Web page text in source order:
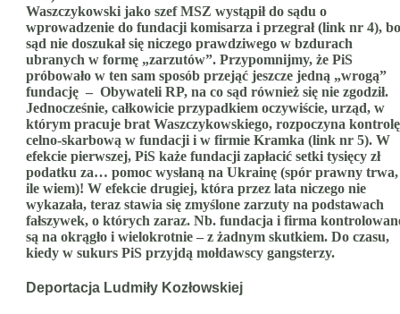
Waszczykowski jako szef MSZ wystąpił do sądu o
wprowadzenie do fundacji komisarza i przegrał (link nr 4), bo
sąd nie doszukał się niczego prawdziwego w bzdurach
ubranych w formę „zarzutów”. Przypomnijmy, że PiS
próbowało w ten sam sposób przejąć jeszcze jedną „wrogą”
fundację – Obywateli RP, na co sąd również się nie zgodził.
Jednocześnie, całkowicie przypadkiem oczywiście, urząd, w
którym pracuje brat Waszczykowskiego, rozpoczyna kontrolę
celno-skarbową w fundacji i w firmie Kramka (link nr 5). W
efekcie pierwszej, PiS każe fundacji zapłacić setki tysięcy zł
podatku za… pomoc wysłaną na Ukrainę (spór prawny trwa,
ile wiem)! W efekcie drugiej, która przez lata niczego nie
wykazała, teraz stawia się zmyślone zarzuty na podstawach
fałszywek, o których zaraz. Nb. fundacja i firma
są na okrągło i wielokrotnie – z żadnym skutkiem. Do czasu,
kiedy w sukurs PiS przyjdą mołdawscy gangsterzy.
Deportacja Ludmiły Kozłowskiej